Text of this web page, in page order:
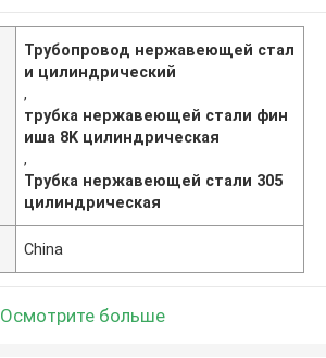
Трубопровод нержавеющей стал
и цилиндрический
,
трубка нержавеющей стали фин
иша 8K цилиндрическая
,
Трубка нержавеющей стали 305
цилиндрическая
China
Осмотрите больше